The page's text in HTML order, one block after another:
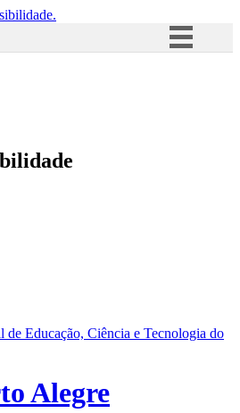
Acesso à informação
de Educação, Ciência e Tecnologia do
Alegre